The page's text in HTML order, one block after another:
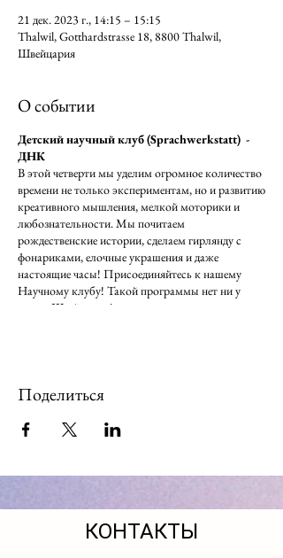
21 дек. 2023 г., 14:15 – 15:15
Thalwil, Gotthardstrasse 18, 8800 Thalwil,
Швейцария
О событии
Детский научный клуб (Sprachwerkstatt) -
ДНК
В этой четверти мы уделим огромное количество
времени не только экспериментам, но и развитию
креативного мышления, мелкой моторики и
любознательности. Мы почитаем
рождественские истории, сделаем гирлянду с
фонариками, елочные украшения и даже
настоящие часы! Присоединяйтесь к нашему
Научному клубу! Такой программы нет ни у
кого в Швейцарии!
из нее новогоднее украшение, которое украсит
2023:
"Лукоморье Штадельхофен": Zürich Stadelhofen
(Mühlebach) Feldeggstrasse 77.
Поделиться
КОНТАКТЫ